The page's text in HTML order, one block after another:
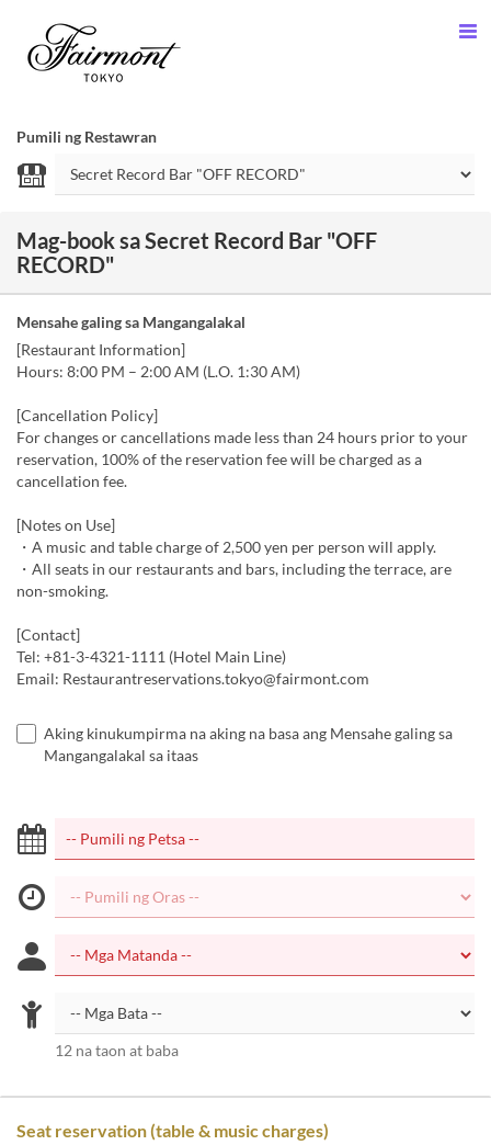
Pumili ng Restawran
Mag-book sa Secret Record Bar "OFF
RECORD"
Mensahe galing sa Mangangalakal
[Restaurant Information]
Hours: 8:00 PM – 2:00 AM (L.O. 1:30 AM)
[Cancellation Policy]
For changes or cancellations made less than 24 hours prior to your
reservation, 100% of the reservation fee will be charged as a
cancellation fee.
[Notes on Use]
・A music and table charge of 2,500 yen per person will apply.
・All seats in our restaurants and bars, including the terrace, are
non-smoking.
[Contact]
Tel: +81-3-4321-1111 (Hotel Main Line)
Email: Restaurantreservations.tokyo@fairmont.com
Aking kinukumpirma na aking na basa ang Mensahe galing sa
Mangangalakal sa itaas
12 na taon at baba
Seat reservation (table & music charges)